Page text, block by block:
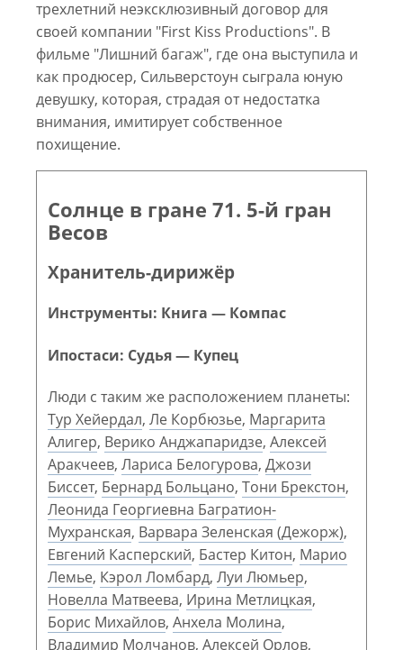
трехлетний неэксклюзивный договор для
своей компании "First Kiss Productions". В
фильме "Лишний багаж", где она выступила и
как продюсер, Сильверстоун сыграла юную
девушку, которая, страдая от недостатка
внимания, имитирует собственное
похищение.
Солнце в гране 71. 5-й гран
Весов
Хранитель-дирижёр
Инструменты: Книга — Компас
Ипостаси: Судья — Купец
Люди с таким же расположением планеты:
Тур Хейердал, Ле Корбюзье, Маргарита
Алигер, Верико Анджапаридзе, Алексей
Аракчеев, Лариса Белогурова, Джози
Биссет, Бернард Больцано, Тони Брекстон,
Леонида Георгиевна Багратион-
Мухранская, Варвара Зеленская (Дежорж),
Евгений Касперский, Бастер Китон, Марио
Лемье, Кэрол Ломбард, Луи Люмьер,
Новелла Матвеева, Ирина Метлицкая,
Борис Михайлов, Анхела Молина,
Владимир Молчанов, Алексей Орлов,